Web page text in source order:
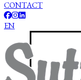
CONTACT
EN